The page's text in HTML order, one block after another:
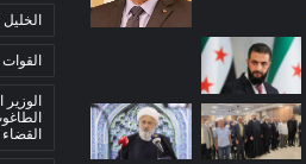
القوات
القضاء